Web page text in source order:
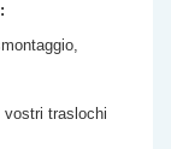
vostri traslochi